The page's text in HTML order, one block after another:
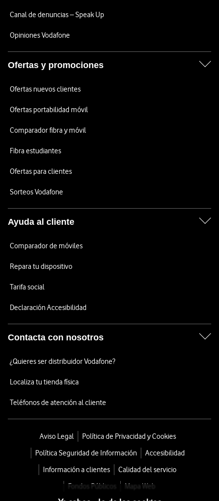
Canal de denuncias – Speak Up
Opiniones Vodafone
Ofertas y promociones
Ofertas nuevos clientes
Ofertas portabilidad móvil
Comparador fibra y móvil
Fibra estudiantes
Ofertas para clientes
Sorteos Vodafone
Ayuda al cliente
Comparador de móviles
Repara tu dispositivo
Tarifa social
Declaración Accesibilidad
Contacta con nosotros
¿Quieres ser distribuidor Vodafone?
Localiza tu tienda física
Teléfonos de atención al cliente
Aviso Legal
Política de Privacidad y Cookies
Política Seguridad de Información
Accesibilidad
Información a clientes
Calidad del servicio
Fondos Públicos
Mapa Web